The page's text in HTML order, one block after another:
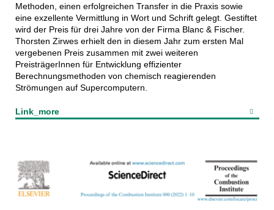
Methoden, einen erfolgreichen Transfer in die Praxis sowie
eine exzellente Vermittlung in Wort und Schrift gelegt. Gestiftet
wird der Preis für drei Jahre von der Firma Blanc & Fischer.
Thorsten Zirwes erhielt den in diesem Jahr zum ersten Mal
vergebenen Preis zusammen mit zwei weiteren
PreisträgerInnen für Entwicklung effizienter
Berechnungsmethoden von chemisch reagierenden
Strömungen auf Supercomputern.
Link_more